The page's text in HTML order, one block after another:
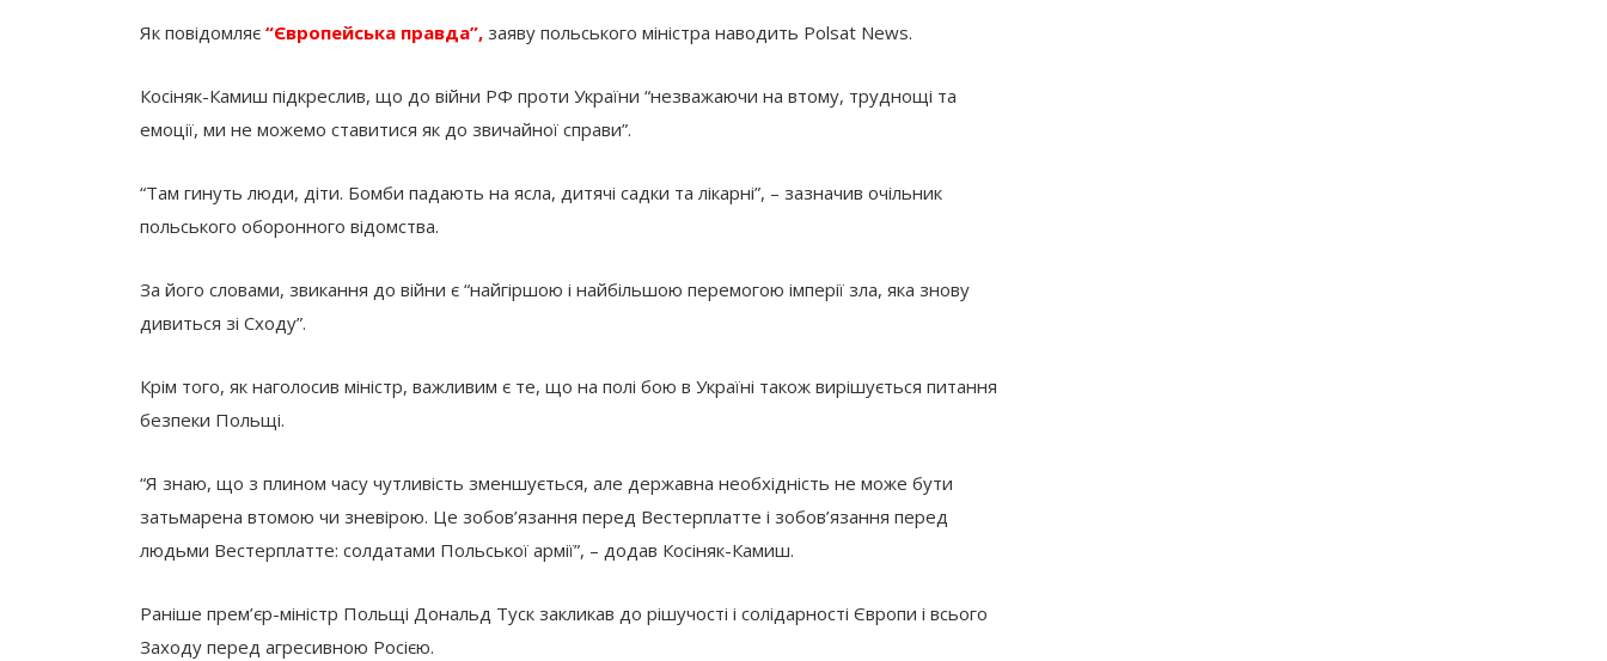
Як повідомляє “Європейська правда”, заяву польського міністра наводить Polsat News.
Косіняк-Камиш підкреслив, що до війни РФ проти України “незважаючи на втому, труднощі та
емоції, ми не можемо ставитися як до звичайної справи”.
“Там гинуть люди, діти. Бомби падають на ясла, дитячі садки та лікарні”, – зазначив очільник
польського оборонного відомства.
За його словами, звикання до війни є “найгіршою і найбільшою перемогою імперії зла, яка знову
дивиться зі Сходу”.
Крім того, як наголосив міністр, важливим є те, що на полі бою в Україні також вирішується питання
безпеки Польщі.
“Я знаю, що з плином часу чутливість зменшується, але державна необхідність не може бути
затьмарена втомою чи зневірою. Це зобов’язання перед Вестерплатте і зобов’язання перед
людьми Вестерплатте: солдатами Польської армії”, – додав Косіняк-Камиш.
Раніше прем’єр-міністр Польщі Дональд Туск закликав до рішучості і солідарності Європи і всього
Заходу перед агресивною Росією.